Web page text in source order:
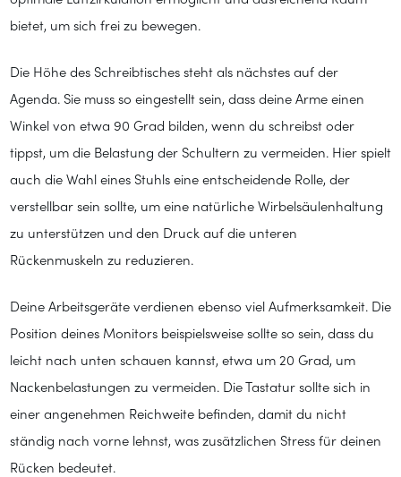
bietet, um sich frei zu bewegen.
Die Höhe des Schreibtisches steht als nächstes auf der
Agenda. Sie muss so eingestellt sein, dass deine Arme einen
Winkel von etwa 90 Grad bilden, wenn du schreibst oder
tippst, um die Belastung der Schultern zu vermeiden. Hier spielt
auch die Wahl eines Stuhls eine entscheidende Rolle, der
verstellbar sein sollte, um eine natürliche Wirbelsäulenhaltung
zu unterstützen und den Druck auf die unteren
Rückenmuskeln zu reduzieren.
Deine Arbeitsgeräte verdienen ebenso viel Aufmerksamkeit. Die
Position deines Monitors beispielsweise sollte so sein, dass du
leicht nach unten schauen kannst, etwa um 20 Grad, um
Nackenbelastungen zu vermeiden. Die Tastatur sollte sich in
einer angenehmen Reichweite befinden, damit du nicht
ständig nach vorne lehnst, was zusätzlichen Stress für deinen
Rücken bedeutet.